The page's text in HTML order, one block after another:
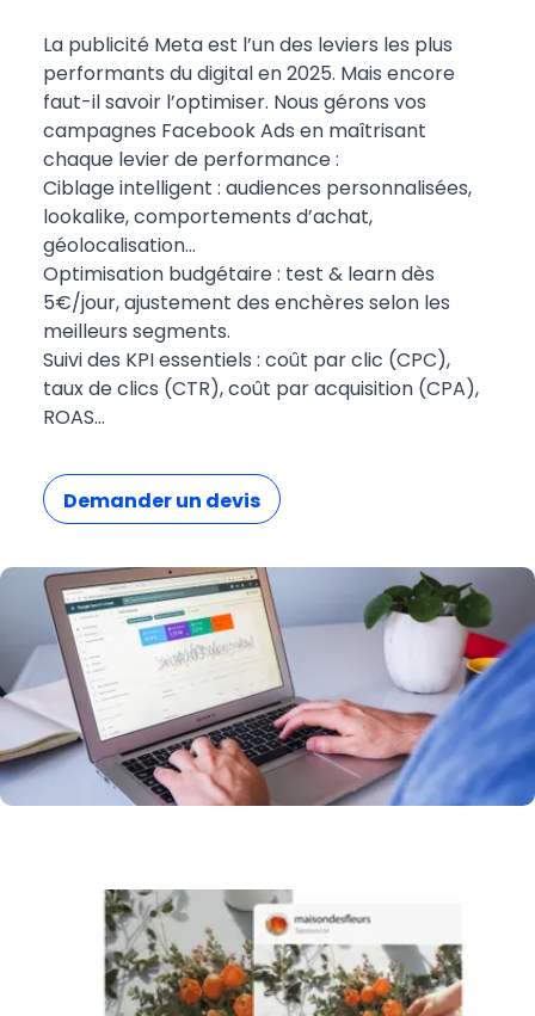
La publicité Meta est l’un des leviers les plus
performants du digital en 2025. Mais encore
faut-il savoir l’optimiser. Nous gérons vos
campagnes Facebook Ads en maîtrisant
chaque levier de performance :
Ciblage intelligent : audiences personnalisées,
lookalike, comportements d’achat,
géolocalisation…
Optimisation budgétaire : test & learn dès
5€/jour, ajustement des enchères selon les
meilleurs segments.
Suivi des KPI essentiels : coût par clic (CPC),
taux de clics (CTR), coût par acquisition (CPA),
ROAS…
Demander un devis